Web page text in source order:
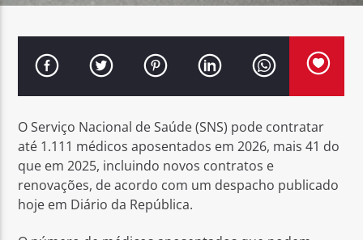
FAIXA ATUAL
DEPOIS DAS DUAS
VALTER LOPES
Rádio No ar
O Serviço Nacional de Saúde (SNS) pode contratar
até 1.111 médicos aposentados em 2026, mais 41 do
que em 2025, incluindo novos contratos e
renovações, de acordo com um despacho publicado
hoje em Diário da República.